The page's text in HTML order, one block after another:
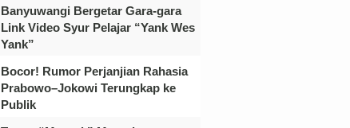
Banyuwangi Bergetar Gara-gara
Link Video Syur Pelajar “Yank Wes
Yank”
Bocor! Rumor Perjanjian Rahasia
Prabowo–Jokowi Terungkap ke
Publik